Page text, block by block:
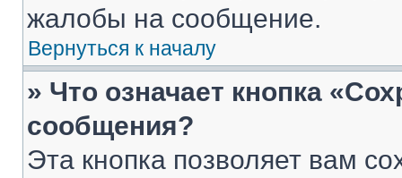
жалобы на сообщение.
Вернуться к началу
» Что означает кнопка
сообщения?
Эта кнопка позволяет вам